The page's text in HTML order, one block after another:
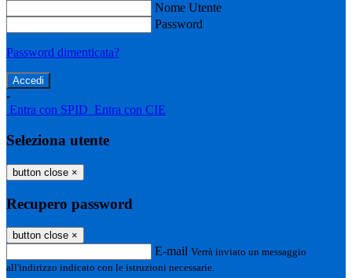
Nome Utente
Password
Password dimenticata?
-
Entra con SPID Entra con CIE
Seleziona utente
button close ×
Recupero password
button close ×
E-mail Verrà inviato un messaggio
all'indirizzo indicato con le istruzioni necessarie.